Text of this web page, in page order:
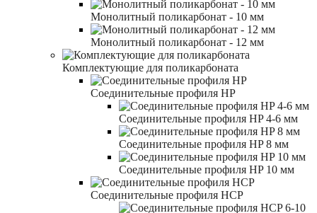
Монолитный поликарбонат - 10 мм
Монолитный поликарбонат - 12 мм
Комплектующие для поликарбоната
Соединительные профиля HP
Соединительные профиля HP 4-6 мм
Соединительные профиля HP 8 мм
Соединительные профиля HP 10 мм
Соединительные профиля HCP